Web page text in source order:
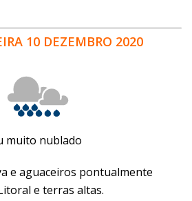
10 DEZEMBRO 2020
muito nublado
e aguaceiros pontualmente
e terras altas.